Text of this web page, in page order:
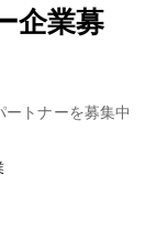
企業募
トナーを募集中